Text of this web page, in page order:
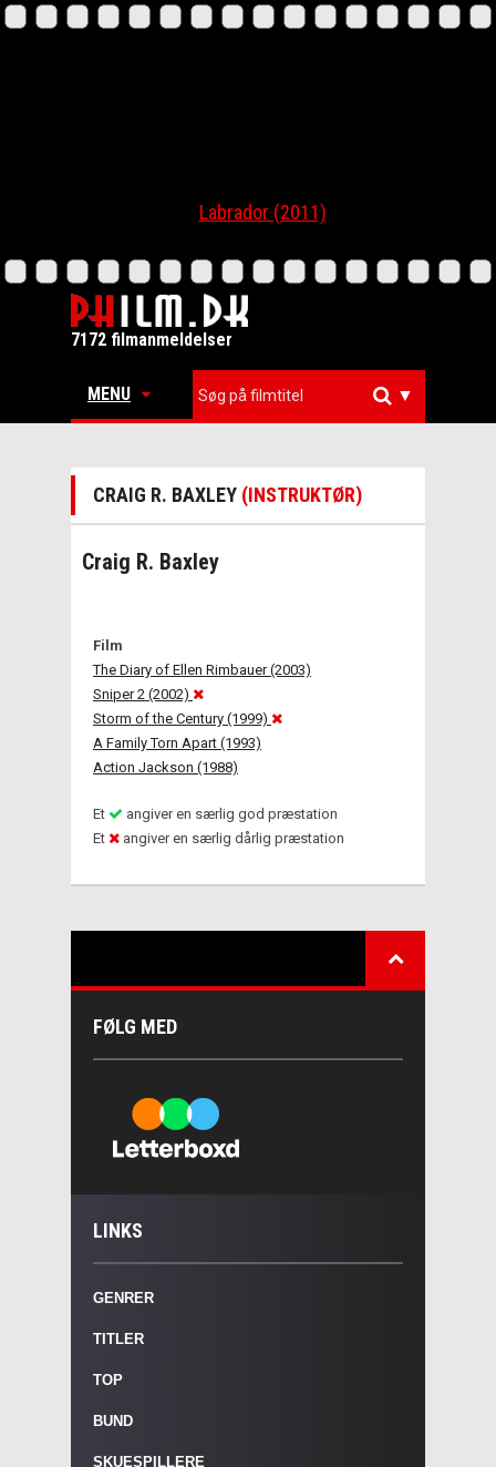
Labrador (2011)
7172 filmanmeldelser
MENU ▼
CRAIG R. BAXLEY (INSTRUKTØR)
Craig R. Baxley
Film
The Diary of Ellen Rimbauer (2003)
Sniper 2 (2002)
Storm of the Century (1999)
A Family Torn Apart (1993)
Action Jackson (1988)
Et
angiver en særlig god præstation
Et
angiver en særlig dårlig præstation
FØLG MED
LINKS
GENRER
TITLER
TOP
BUND
SKUESPILLERE